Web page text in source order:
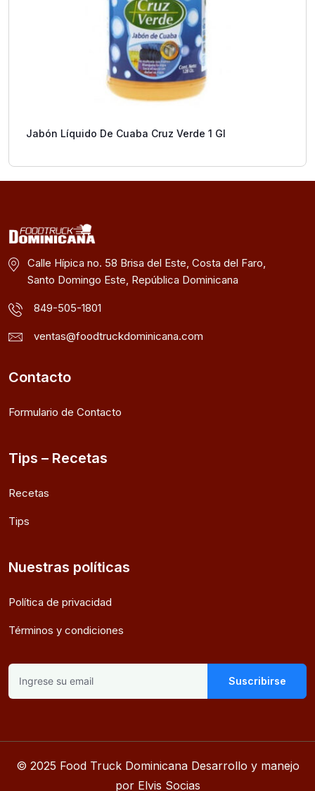
Jabón Líquido De Cuaba Cruz Verde 1 Gl
Calle Hípica no. 58 Brisa del Este, Costa del Faro,
Santo Domingo Este, República Dominicana
849-505-1801
ventas@foodtruckdominicana.com
Contacto
Formulario de Contacto
Tips – Recetas
Recetas
Tips
Nuestras políticas
Política de privacidad
Términos y condiciones
Suscribirse
© 2025 Food Truck Dominicana Desarrollo y manejo
por Elvis Socias